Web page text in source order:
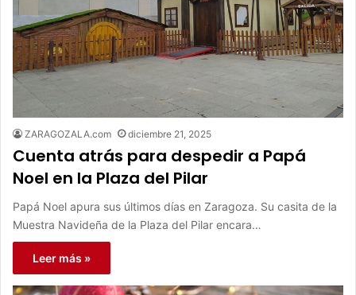
ZARAGOZALA.com diciembre 21, 2025
Cuenta atrás para despedir a Papá
Noel en la Plaza del Pilar
Papá Noel apura sus últimos días en Zaragoza. Su casita de la
Muestra Navideña de la Plaza del Pilar encara…
Leer más »